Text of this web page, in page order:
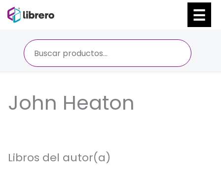
John Heaton
Libros del autor(a)